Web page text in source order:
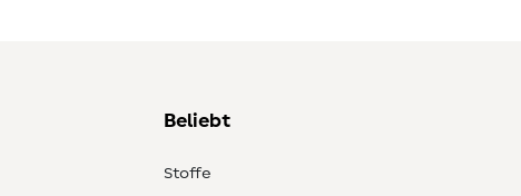
Beliebt
Stoffe